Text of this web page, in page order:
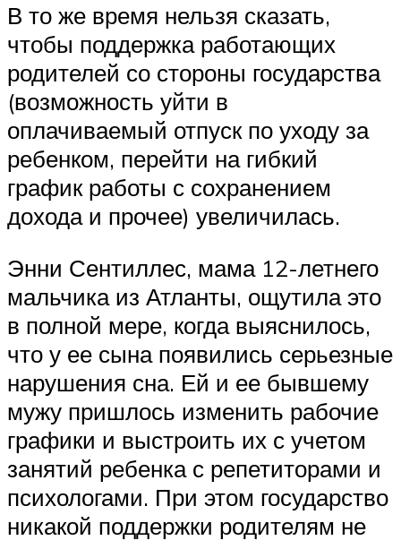
В то же время нельзя сказать,
чтобы поддержка работающих
родителей со стороны государства
(возможность уйти в
оплачиваемый отпуск по уходу за
ребенком, перейти на гибкий
график работы с сохранением
дохода и прочее) увеличилась.
Энни Сентиллес, мама 12-летнего
мальчика из Атланты, ощутила это
в полной мере, когда выяснилось,
что у ее сына появились серьезные
нарушения сна. Ей и ее бывшему
мужу пришлось изменить рабочие
графики и выстроить их с учетом
занятий ребенка с репетиторами и
психологами. При этом государство
никакой поддержки родителям не